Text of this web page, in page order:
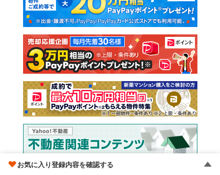
お気に入り登録内容を確認する
新築一戸建て 中古一戸建て
注文住宅 土地
売却査定